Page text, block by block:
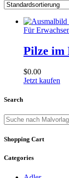
Für
Pilze im
$0.00
Jetzt kaufen
Search
Shopping Cart
Categories